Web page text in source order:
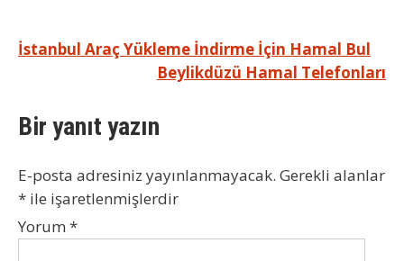
Yazı
İstanbul Araç Yükleme İndirme İçin Hamal Bul
Beylikdüzü Hamal Telefonları
Bir yanıt yazın
E-posta adresiniz yayınlanmayacak. Gerekli alanlar
* ile işaretlenmişlerdir
Yorum *